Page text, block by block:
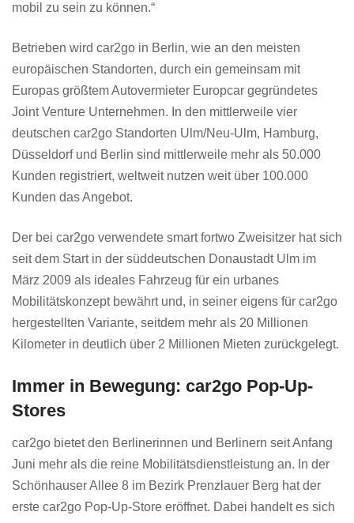
mobil zu sein zu können.“
Betrieben wird car2go in Berlin, wie an den meisten
europäischen Standorten, durch ein gemeinsam mit
Europas größtem Autovermieter Europcar gegründetes
Joint Venture Unternehmen. In den mittlerweile vier
deutschen car2go Standorten Ulm/Neu-Ulm, Hamburg,
Düsseldorf und Berlin sind mittlerweile mehr als 50.000
Kunden registriert, weltweit nutzen weit über 100.000
Kunden das Angebot.
Der bei car2go verwendete smart fortwo Zweisitzer hat sich
seit dem Start in der süddeutschen Donaustadt Ulm im
März 2009 als ideales Fahrzeug für ein urbanes
Mobilitätskonzept bewährt und, in seiner eigens für car2go
hergestellten Variante, seitdem mehr als 20 Millionen
Kilometer in deutlich über 2 Millionen Mieten zurückgelegt.
Immer in Bewegung: car2go Pop-Up-
Stores
car2go bietet den Berlinerinnen und Berlinern seit Anfang
Juni mehr als die reine Mobilitätsdienstleistung an. In der
Schönhauser Allee 8 im Bezirk Prenzlauer Berg hat der
erste car2go Pop-Up-Store eröffnet. Dabei handelt es sich